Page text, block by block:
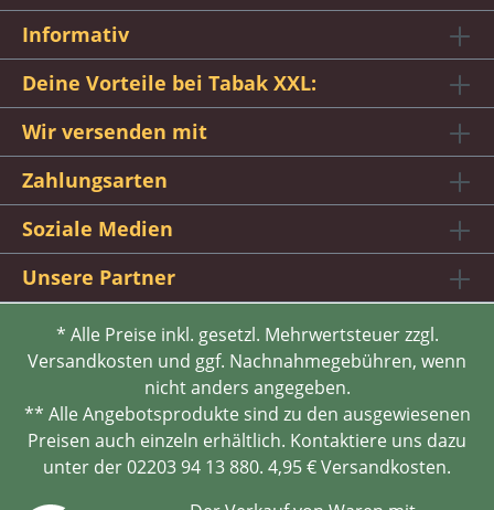
Informativ
Deine Vorteile bei Tabak XXL:
Wir versenden mit
Zahlungsarten
Soziale Medien
Unsere Partner
* Alle Preise inkl. gesetzl. Mehrwertsteuer zzgl.
Versandkosten und ggf. Nachnahmegebühren, wenn
nicht anders angegeben.
** Alle Angebotsprodukte sind zu den ausgewiesenen
Preisen auch einzeln erhältlich. Kontaktiere uns dazu
unter der 02203 94 13 880. 4,95 € Versandkosten.